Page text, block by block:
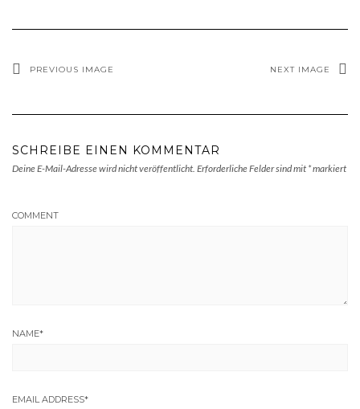
PREVIOUS IMAGE NEXT IMAGE
SCHREIBE EINEN KOMMENTAR
Deine E-Mail-Adresse wird nicht veröffentlicht. Erforderliche Felder sind mit *markiert
COMMENT
NAME*
EMAIL ADDRESS*